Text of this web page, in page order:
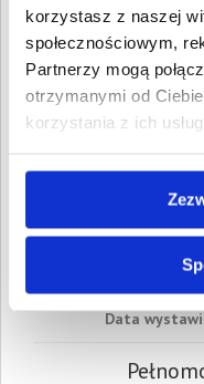
korzystasz z naszej
społecznościowym,
Partnerzy mogą
otrzymanymi od
korzystania z ich
W
Prawomocny
wyrok sądu
Data